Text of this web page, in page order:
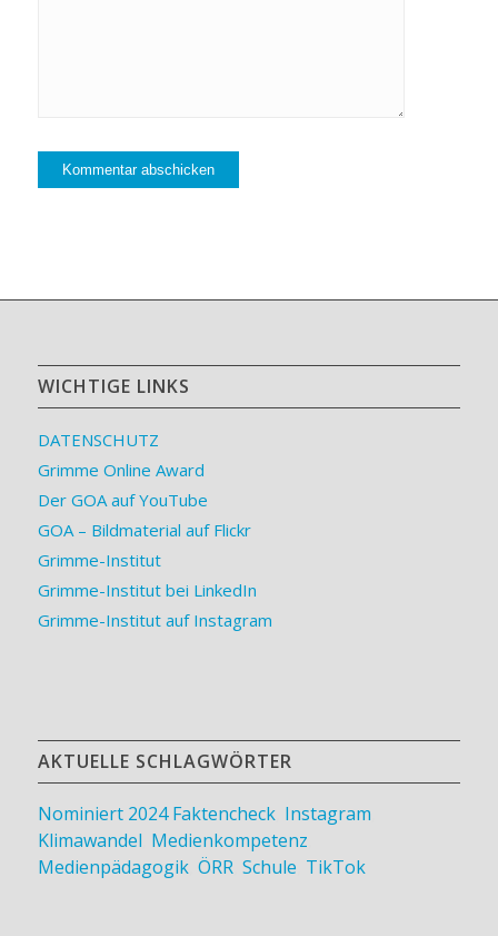
WICHTIGE LINKS
DATENSCHUTZ
Grimme Online Award
Der GOA auf YouTube
GOA – Bildmaterial auf Flickr
Grimme-Institut
Grimme-Institut bei LinkedIn
Grimme-Institut auf Instagram
AKTUELLE SCHLAGWÖRTER
Nominiert 2024 Faktencheck, Instagram
Klimawandel Medienkompetenz
Medienpädagogik, ÖRR, Schule TikTok